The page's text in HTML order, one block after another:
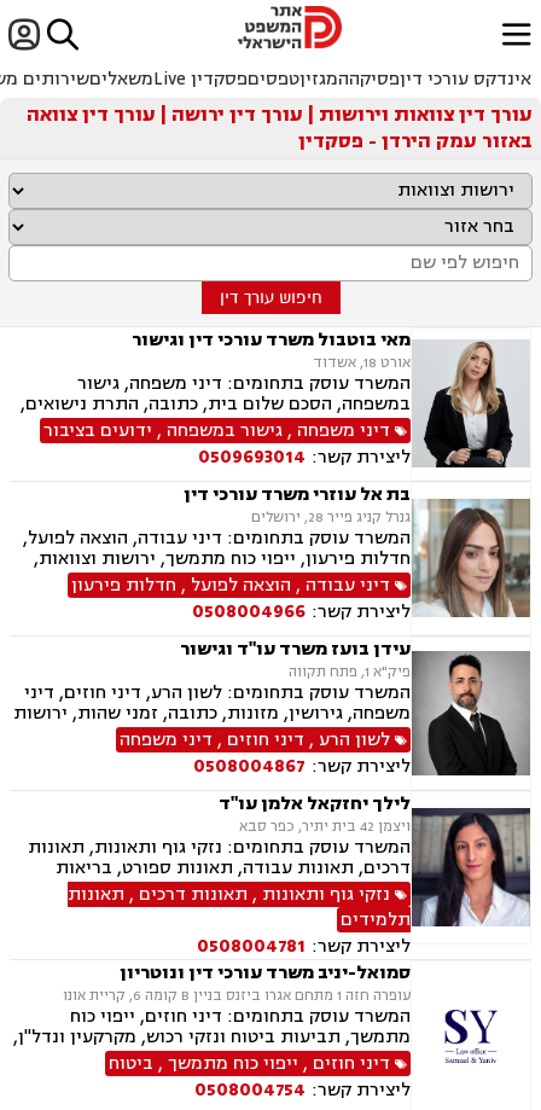

ﱐ
אינדקס עורכי דיןפסיקההמגזיןטפסיםפסקדין Live משאליםשירותים
עורך דין צוואות וירושות | עורך דין ירושה | עורך דין צוואה
באזור עמק הירדן - פסקדין
חיפוש עורך דין
מאי בוטבול משרד עורכי דין וגישור
אורט 18, אשדוד
המשרד עוסק בתחומים: דיני משפחה, גישור
במשפחה, הסכם שלום בית, כתובה, התרת נישואים,
ידועים בציבור, אפוטרופסות, הסכמי ממון, מזונות,
גירושין, הורות חד מינית, נישואים אזרחיים, חלוקת
רכוש, תיאום הורי, זמני שהות (החזקת ילדים), ניכור
הורי, ייפוי כוח מתמשך, ירושות וצוואות
דיני משפחה ,גישור במשפחה , ידועים בציבור
ליצירת קשר: 0509693014
בת אל עוזרי משרד עורכי דין
גנרל קניג פייר 28, ירושלים
המשרד עוסק בתחומים: דיני עבודה, הוצאה לפועל,
חדלות פירעון, ייפוי כוח מתמשך, ירושות וצוואות,
ביטוח לאומי
דיני עבודה , הוצאה לפועל , חדלות פירעון
ליצירת קשר: 0508004966
עידן בועז משרד עו"ד וגישור
פיק"א 1, פתח תקווה
המשרד עוסק בתחומים: לשון הרע, דיני חוזים, דיני
משפחה, גירושין, מזונות, כתובה, זמני שהות, ירושות
וצוואת, הסכמי ממון, ייפוי כוח מתמשך, חלוקת רכוש,
ידועים בציבור, אפוטרופסות, צווי הרחקה, הגנת
הפרטיות, פינוי מושכר, מקרקעין ונדל"ן, עסקאות
מכר דירה.
לשון הרע , דיני חוזים , דיני משפחה
ליצירת קשר: 0508004867
לילך יחזקאל אלמן עו"ד
ויצמן 42 בית יתיר, כפר סבא
המשרד עוסק בתחומים: נזקי גוף ותאונות, תאונות
דרכים, תאונות עבודה, תאונות ספורט, בריאות
הנפש, אובדן כושר עבודה, תאונות תלמידים, תאונות
עקב רשלנות, ביטוח לאומי, ייפוי כוח מתמשך,
ירושות וצוואת
נזקי גוף ותאונות , תאונות דרכים , תאונות
תלמידים
ליצירת קשר: 0508004781
סמואל-יניב משרד עורכי דין ונוטריון
עופרה חזה 1 מתחם אגרו ביזנס בניין B קומה 6, קריית אונו
המשרד עוסק בתחומים: דיני חוזים, ייפוי כוח
מתמשך, תביעות ביטוח ונזקי רכוש, מקרקעין ונדל"ן,
תמ"א 38, לשון הרע, ירושות וצוואות, מושבים
וקיבוצים, קבוצות רכישה, ליקוי בניה, פינוי בינוי,
פינוי מושכר, עסקאות מכר דירה, מגרשים לבניה,
דיני חוזים , ייפוי כוח מתמשך, ביטוח
ליצירת קשר: 0508004754